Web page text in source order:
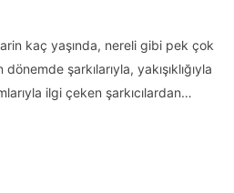
kaç yaşında, nereli gibi pek çok
şarkılarıyla, yakışıklığıyla
ilgi çeken şarkıcılardan…